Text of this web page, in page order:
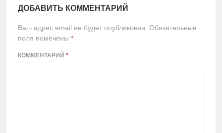
ДОБАВИТЬ КОММЕНТАРИЙ
Ваш адрес email не будет опубликован. Обязательные
поля помечены *
КОММЕНТАРИЙ *